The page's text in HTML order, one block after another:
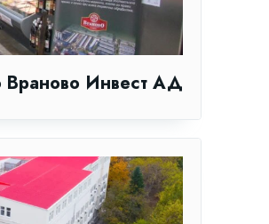
Враново Инвест АД